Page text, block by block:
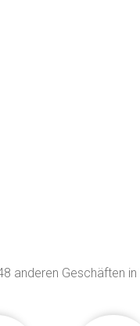
anderen Geschäften in